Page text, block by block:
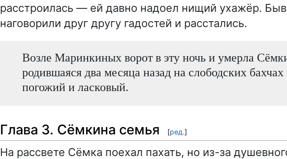
расстроилась — ей давно надоел нищий ухажёр.
наговорили друг другу гадостей и расстались.
Возле Маринкиных ворот в эту ночь и умерла
родившаяся два месяца назад на слободских бахчах
погожий и ласковый.
Глава 3. Сёмкина семья [ред.]
На рассвете Сёмка поехал пахать, но из-за